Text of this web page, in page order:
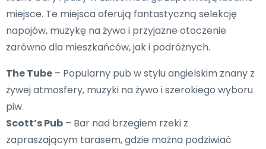
miejsce. Te miejsca oferują fantastyczną selekcję
napojów, muzykę na żywo i przyjazne otoczenie
zarówno dla mieszkańców, jak i podróżnych.
The Tube – Popularny pub w stylu angielskim znany z
żywej atmosfery, muzyki na żywo i szerokiego wyboru
piw.
Scott’s Pub – Bar nad brzegiem rzeki z
zapraszającym tarasem, gdzie można podziwiać